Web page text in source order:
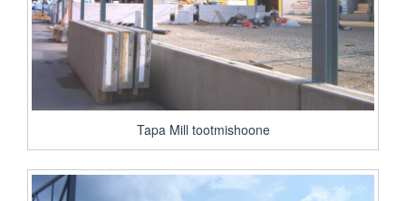
Tapa Mill tootmishoone